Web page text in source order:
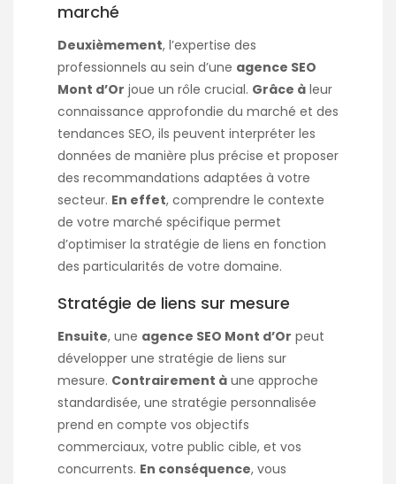
marché
Deuxièmement, l’expertise des
professionnels au sein d’une agence SEO
Mont d’Or joue un rôle crucial. Grâce à leur
connaissance approfondie du marché et des
tendances SEO, ils peuvent interpréter les
données de manière plus précise et proposer
des recommandations adaptées à votre
secteur. En effet, comprendre le contexte
de votre marché spécifique permet
d’optimiser la stratégie de liens en fonction
des particularités de votre domaine.
Stratégie de liens sur mesure
Ensuite, une agence SEO Mont d’Or peut
développer une stratégie de liens sur
mesure. Contrairement à une approche
standardisée, une stratégie personnalisée
prend en compte vos objectifs
commerciaux, votre public cible, et vos
concurrents. En conséquence, vous